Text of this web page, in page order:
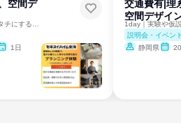
空間デ
1日
交通費有|理
空間デザイ
説明会・イベン
静岡県